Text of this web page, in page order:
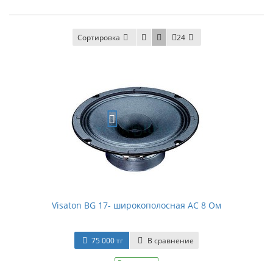
Сортировка 24
Visaton BG 17- широкополосная АС 8 Ом
75 000 тг В сравнение